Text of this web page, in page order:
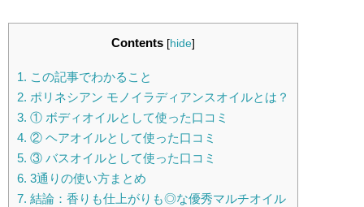
Contents [hide]
1. この記事でわかること
2. ポリネシアン モノイラディアンスオイルとは？
3. ① ボディオイルとして使った口コミ
4. ② ヘアオイルとして使った口コミ
5. ③ バスオイルとして使った口コミ
6. 3通りの使い方まとめ
7. 結論：香りも仕上がりも◎な優秀マルチオイル